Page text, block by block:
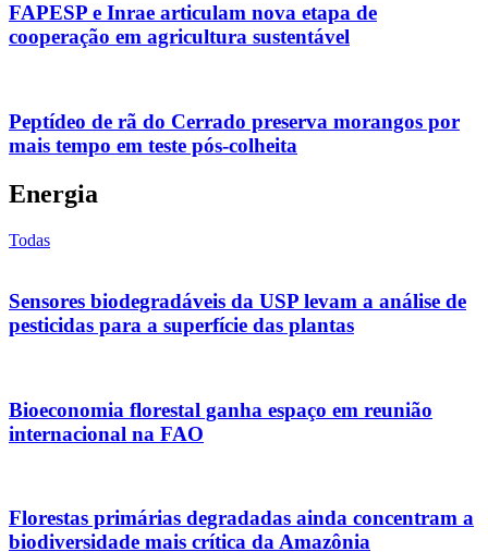
FAPESP e Inrae articulam nova etapa de
cooperação em agricultura sustentável
Peptídeo de rã do Cerrado preserva morangos por
mais tempo em teste pós-colheita
Energia
Todas
Sensores biodegradáveis da USP levam a análise de
pesticidas para a superfície das plantas
Bioeconomia florestal ganha espaço em reunião
internacional na FAO
Florestas primárias degradadas ainda concentram a
biodiversidade mais crítica da Amazônia